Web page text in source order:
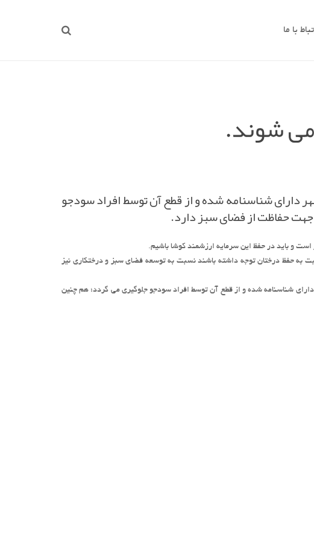
با ما
شوند.
دارای شناسنامه شده و از قطع آن توسط افراد سودجو
حفاظت از فضای سبز دارد.
و باید در حفظ این سرمایه ارزشمند کوشا باشیم.
به حفظ درختان توجه داشته باشند نسبت به توسعه فضای سبز و درختکاری نیز
شناسنامه شده و از قطع آن توسط افراد سودجو جلوگیری می گردد؛ هم چنین